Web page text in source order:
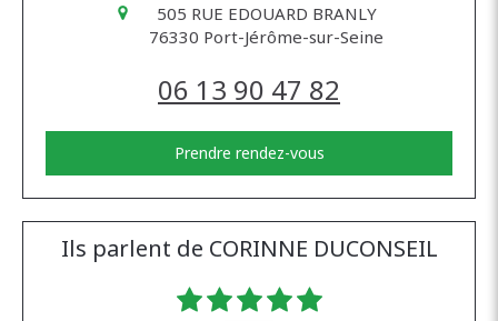
505 RUE EDOUARD BRANLY
76330 Port-Jérôme-sur-Seine
06 13 90 47 82
Prendre rendez-vous
Ils parlent de CORINNE DUCONSEIL